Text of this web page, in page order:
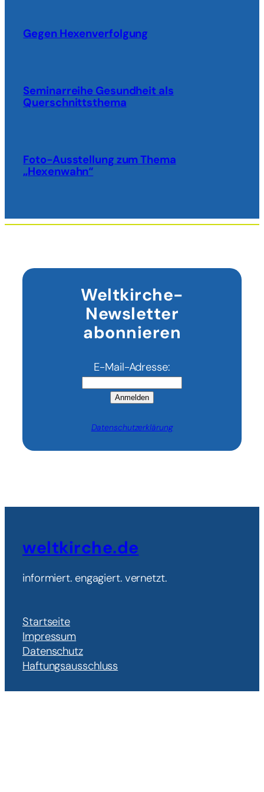
Gegen Hexenverfolgung
Seminarreihe Gesundheit als
Querschnittsthema
Foto-Ausstellung zum Thema
„Hexenwahn“
Weltkirche-
Newsletter
abonnieren
E-Mail-Adresse:
Anmelden
Datenschutzerklärung
weltkirche.de
informiert. engagiert. vernetzt.
Startseite
Impressum
Datenschutz
Haftungsausschluss